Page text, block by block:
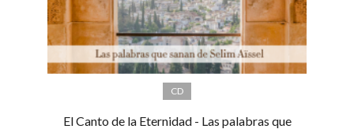
CD
El Canto de la Eternidad - Las palabras que